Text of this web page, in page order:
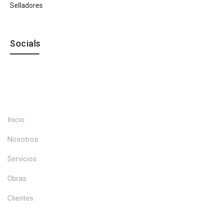
Selladores
Socials
Inicio
Nosotros
Servicios
Obras
Clientes